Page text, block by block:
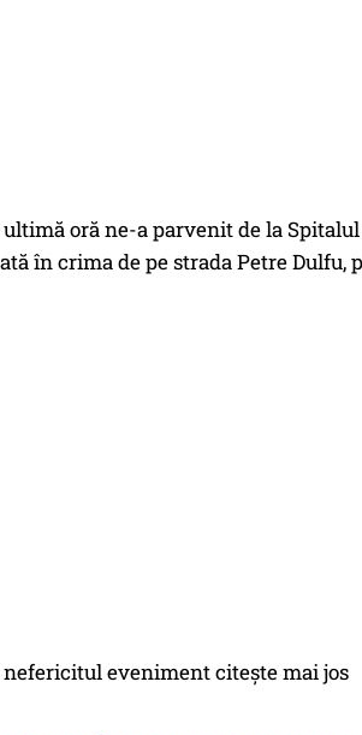
oră ne-a parvenit de la
în crima de pe strada Petre Dulfu,
nefericitul eveniment citeşte mai jos